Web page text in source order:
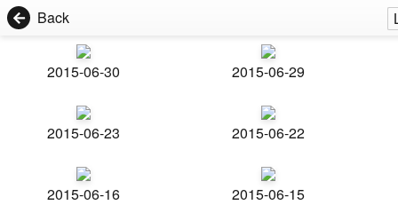
Back
2015-06-30 2015-06-29
2015-06-23 2015-06-22
2015-06-16 2015-06-15